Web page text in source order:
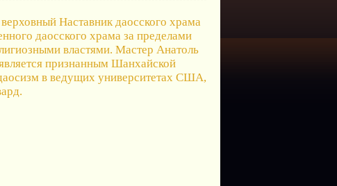
Наставник даосского храма
даосского храма за пределами
властями. Мастер Анатоль
признанным Шанхайской
в ведущих университетах США,